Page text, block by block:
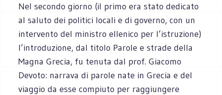
Nel secondo giorno (il primo era stato dedicato
al saluto dei politici locali e di governo, con un
intervento del ministro ellenico per l’istruzione)
l’introduzione, dal titolo Parole e strade della
Magna Grecia, fu tenuta dal prof. Giacomo
Devoto: narrava di parole nate in Grecia e del
viaggio da esse compiuto per raggiungere